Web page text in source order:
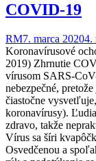
COVID-19
RM7. marca 20204.
Koronavírusové
2019) Zhrnutie
vírusom SARS-
nebezpečné,
čiastočne
koronavírusy).
zdravo, takže
Vírus sa šíri
Osvedčenou a